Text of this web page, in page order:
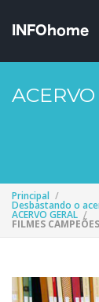
Principal
Desbastando o
ACERVO GERAL
FILMES